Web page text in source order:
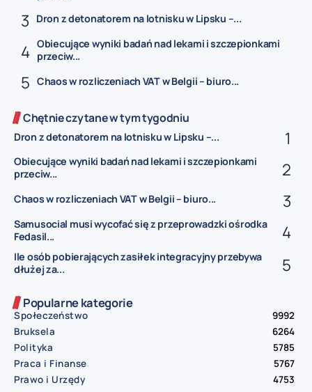
Dron z detonatorem na lotnisku w Lipsku –...
Obiecujące wyniki badań nad lekami i szczepionkami
przeciw...
Chaos w rozliczeniach VAT w Belgii – biuro...
Chętnie czytane w tym tygodniu
Dron z detonatorem na lotnisku w Lipsku –...
Obiecujące wyniki badań nad lekami i szczepionkami
przeciw...
Chaos w rozliczeniach VAT w Belgii – biuro...
Samusocial musi wycofać się z przeprowadzki ośrodka
Fedasil...
Ile osób pobierających zasiłek integracyjny przebywa
dłużej za...
Popularne kategorie
Społeczeństwo
9992
Bruksela
6264
Polityka
5785
Praca i Finanse
5767
Prawo i Urzędy
4753